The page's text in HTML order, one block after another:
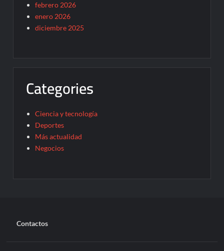
febrero 2026
enero 2026
diciembre 2025
Categories
Ciencia y tecnología
Deportes
Más actualidad
Negocios
Contactos